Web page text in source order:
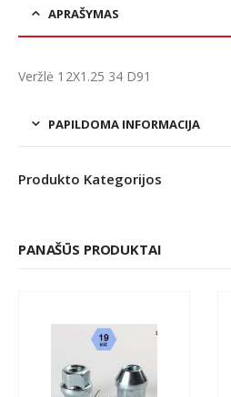
APRAŠYMAS
Veržlė 12X1.25 34 D91
PAPILDOMA INFORMACIJA
Produkto Kategorijos
PANAŠŪS PRODUKTAI